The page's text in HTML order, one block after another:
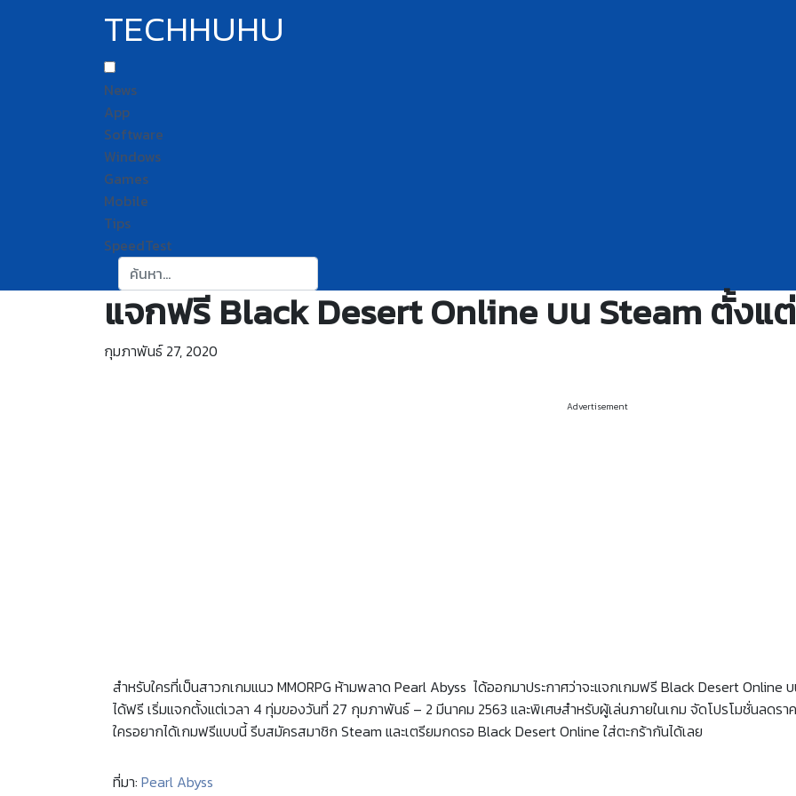
TECHHUHU
News
App
Software
Windows
Games
Mobile
Tips
SpeedTest
ค้นหา:
แจกฟรี Black Desert Online บน Steam ตั้งแ
กุมภาพันธ์ 27, 2020
Advertisement
สำหรับใครที่เป็นสาวกเกมแนว MMORPG ห้ามพลาด Pearl Abyss ได้ออกมาประกาศว่าจะแจกเกมฟรี Black Desert
ได้ฟรี เริ่มแจกตั้งแต่เวลา 4 ทุ่มของวันที่ 27 กุมภาพันธ์ – 2 มีนาคม 2563 และพิเศษสำหรับผู้เล่นภายในเกม จัดโปรโมชั่นลดร
ใครอยากได้เกมฟรีแบบนี้ รีบสมัครสมาชิก Steam และเตรียมกดรอ Black Desert Online ใส่ตะกร้ากันได้เลย
ที่มา: Pearl Abyss